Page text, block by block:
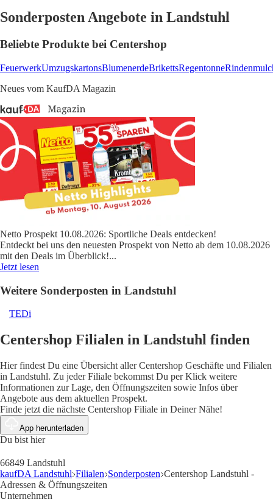
Sonderposten Angebote in Landstuhl
Beliebte Produkte bei Centershop
FeuerwerkUmzugskartonsBlumenerdeBrikettsRegentonne
Neues vom KaufDA Magazin
Netto Prospekt 10.08.2026: Sportliche Deals entdecken!
Entdeckt bei uns den neuesten Prospekt von Netto ab dem 10.08.2026
mit den Deals im Überblick!...
Jetzt lesen
Weitere Sonderposten in Landstuhl
TEDi
Centershop Filialen in Landstuhl finden
Hier findest Du eine Übersicht aller Centershop Geschäfte und Filialen
in Landstuhl. Zu jeder Filiale bekommst Du per Klick weitere
Informationen zur Lage, den Öffnungszeiten sowie Infos über
Angebote aus dem aktuellen Prospekt.
Finde jetzt die nächste Centershop Filiale in Deiner Nähe!
App herunterladen
Du bist hier
66849 Landstuhl
kaufDA Landstuhl Filialen Sonderposten Centershop Landstuhl -
Adressen & Öffnungszeiten
Unternehmen